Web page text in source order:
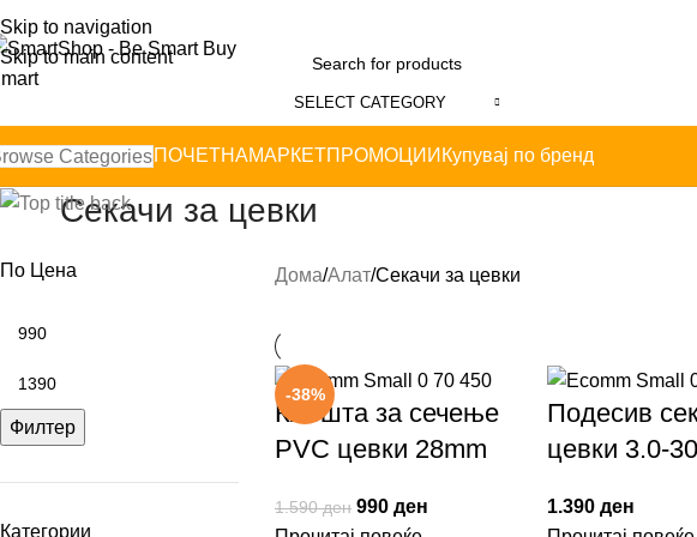
Skip to navigation
Skip to main content
SELECT CATEGORY
CategoriesПОЧЕТНАМАРКЕТПРОМОЦИИ Купувај по бренд
Секачи за цевки
По Цена
Филтер
Категории
Дома Алат Секачи за цевки
-38%
Клешта за сечење
PVC цевки 28mm
1.590ден 990 ден
Подесив
цевки 3.0-
1.390 ден